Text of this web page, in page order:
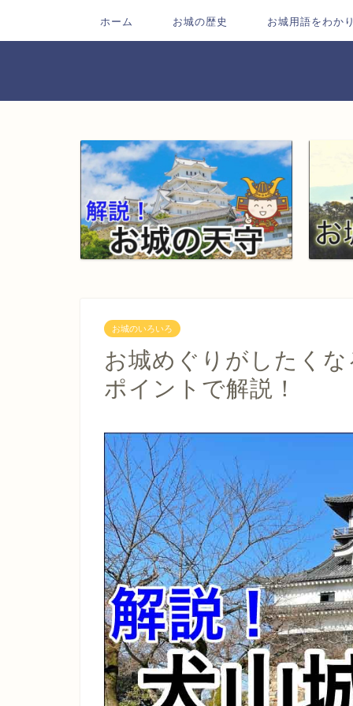
ホーム お城の歴史 お城用語をわか
お城のいろいろ
お城めぐりがしたく
ポイントで解説！